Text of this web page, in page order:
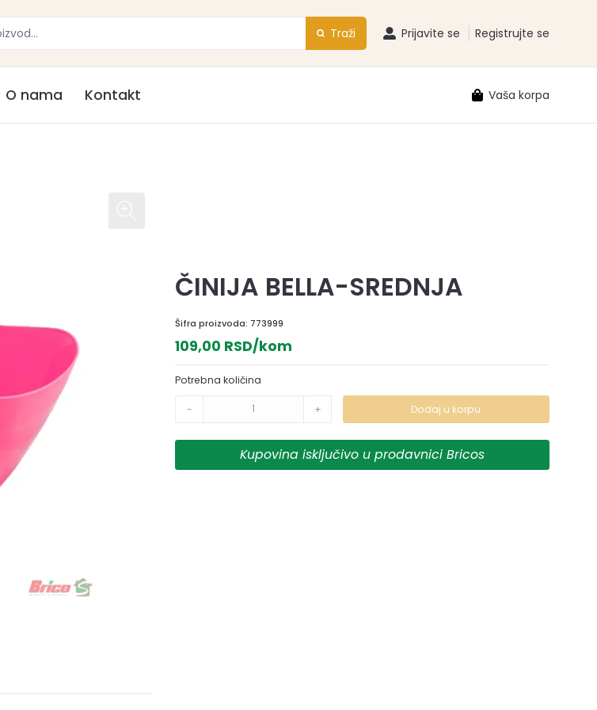
Traži Prijavite se Registrujte se
O nama Kontakt Vaša korpa
ČINIJA BELLA-SREDNJA
Šifra proizvoda: 773999
109,00 RSD/kom
Potrebna količina
- + Dodaj u korpu
Kupovina isključivo u prodavnici Bricos